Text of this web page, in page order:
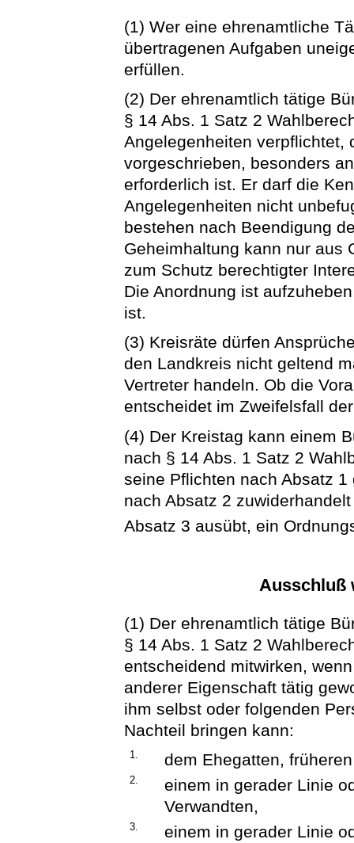
(1) Wer eine ehrenamtliche
übertragenen Aufgaben
erfüllen.
(2) Der ehrenamtlich tätige
§ 14 Abs. 1 Satz 2
Angelegenheiten verpflichtet,
vorgeschrieben, besonders
erforderlich ist. Er darf die
Angelegenheiten nicht
bestehen nach Beendigung
Geheimhaltung kann nur aus
zum Schutz berechtigter
Die Anordnung ist
ist.
(3) Kreisräte dürfen
den Landkreis nicht geltend
Vertreter handeln. Ob die
entscheidet im Zweifelsfall
(4) Der Kreistag kann einem
nach § 14 Abs. 1 Satz 2
seine Pflichten nach Absatz
nach Absatz 2
Absatz 3 ausübt, ein
Ausschluß
(1) Der ehrenamtlich tätige
§ 14 Abs. 1 Satz 2
entscheidend mitwirken,
anderer Eigenschaft tätig
ihm selbst oder folgenden
Nachteil bringen kann:
1. dem Ehegatten,
2.
einem in gerader Linie
Verwandten,
3.
einem in gerader Linie